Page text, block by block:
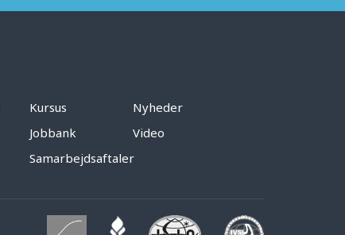
Kursus
Nyheder
Jobbank
Video
Samarbejdsaftaler